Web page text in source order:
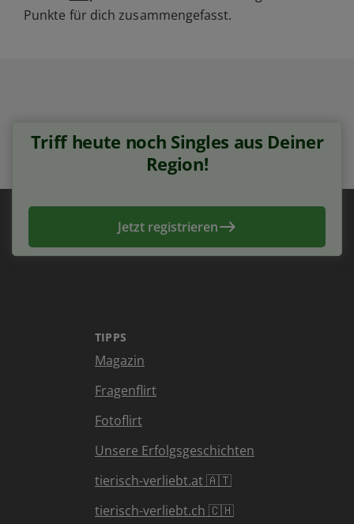
Punkte für dich zusammengefasst.
Triff heute noch Singles aus Deiner
Region!
Jetzt registrieren
TIPPS
Magazin
Fragenflirt
Fotoflirt
Unsere Erfolgsgeschichten
tierisch-verliebt.at 🇦🇹
tierisch-verliebt.ch 🇨🇭